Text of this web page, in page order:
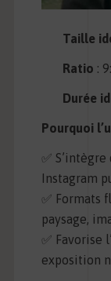
Taille
Ratio :
Durée
Pourquoi
✅
Instagram
✅ Formats
paysage,
✅ Favorise
exposition